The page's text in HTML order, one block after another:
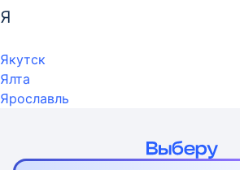
Я
Якутск
Ялта
Ярославль